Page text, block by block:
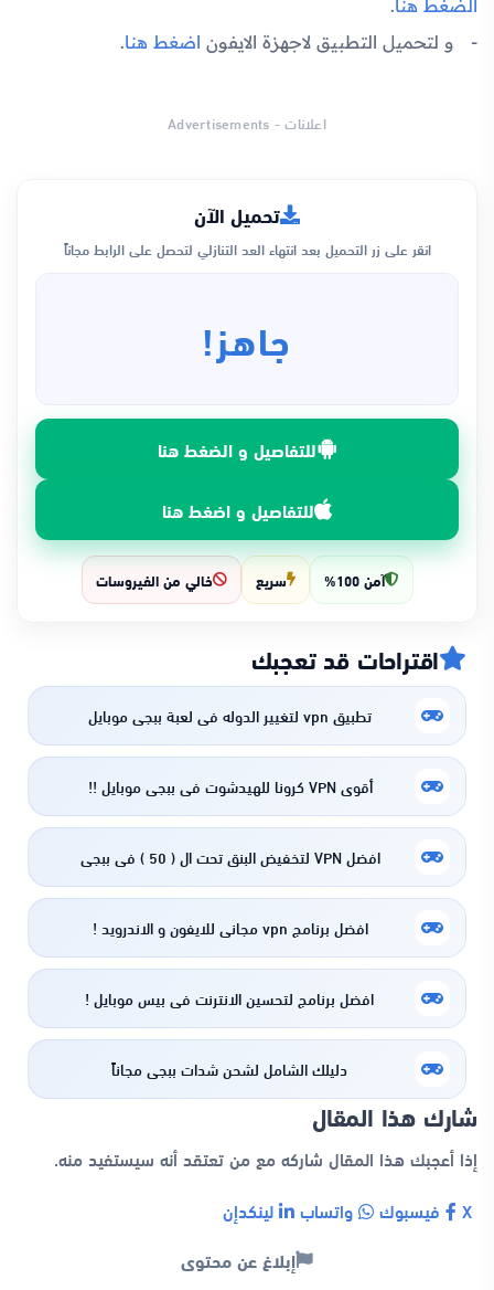
الضغط هنا.
و لتحميل التطبيق لاجهزة الايفون اضغط هنا.
اعلانات - Advertisements
تحميل الآن
انقر على زر التحميل بعد انتهاء العد التنازلي لتحصل على الرابط مجاناً
جاهز!
للتفاصيل و الضغط هنا
للتفاصيل و اضغط هنا
آمن 100% سريع خالي من الفيروسات
اقتراحات قد تعجبك
تطبيق vpn لتغيير الدوله فى لعبة ببجى موبايل
أقوى VPN كرونا للهيدشوت في ببجي موبايل !!
افضل VPN لتخفيض البنق تحت ال ( 50 ) في ببجي
افضل برنامج vpn مجاني للايفون و الاندرويد !
افضل برنامج لتحسين الانترنت في بيس موبايل !
دليلك الشامل لشحن شدات ببجي مجاناً
شارك هذا المقال
إذا أعجبك هذا المقال شاركه مع من تعتقد أنه سيستفيد منه.
فيسبوك واتساب لينكدإن
إبلاغ عن محتوى